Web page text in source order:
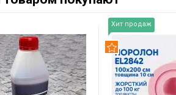
Хит продаж